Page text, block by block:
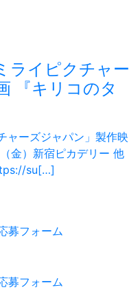
ライピクチャー
『キリコのタ
ャーズジャパン」製作映
金）新宿ピカデリー 他
su[…]